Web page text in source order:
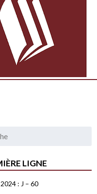
LIGNE
: J – 60